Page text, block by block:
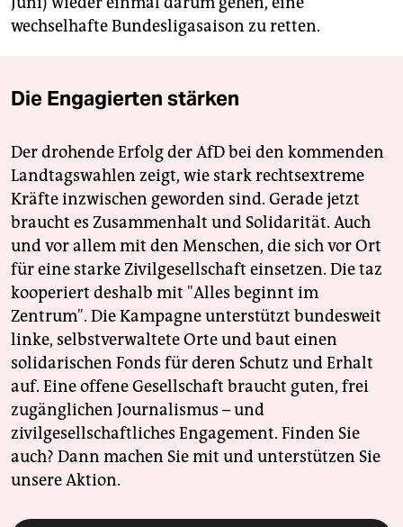
wechselhafte Bundesligasaison zu retten.
Die Engagierten stärken
Der drohende Erfolg der AfD bei den kommenden
Landtagswahlen zeigt, wie stark rechtsextreme
Kräfte inzwischen geworden sind. Gerade jetzt
braucht es Zusammenhalt und Solidarität. Auch
und vor allem mit den Menschen, die sich vor Ort
für eine starke Zivilgesellschaft einsetzen. Die taz
kooperiert deshalb mit "Alles beginnt im
Zentrum". Die Kampagne unterstützt bundesweit
linke, selbstverwaltete Orte und baut einen
solidarischen Fonds für deren Schutz und Erhalt
auf. Eine offene Gesellschaft braucht guten, frei
zugänglichen Journalismus – und
zivilgesellschaftliches Engagement. Finden Sie
auch? Dann machen Sie mit und unterstützen Sie
unsere Aktion.